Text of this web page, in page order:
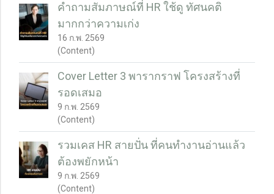
คำถามสัมภาษณ์ที่ HR ใช้ดู ทัศนคติ
มากกว่าความเก่ง
16 ก.พ. 2569
(Content)
Cover Letter 3 พารากราฟ โครงสร้างที่
รอดเสมอ
9 ก.พ. 2569
(Content)
รวมเคส HR สายปั่น ที่คนทำงานอ่านแล้ว
ต้องพยักหน้า
9 ก.พ. 2569
(Content)